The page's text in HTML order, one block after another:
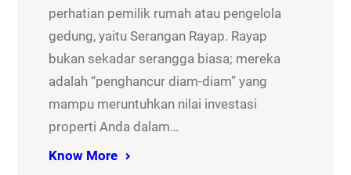
perhatian pemilik rumah atau pengelola
gedung, yaitu Serangan Rayap. Rayap
bukan sekadar serangga biasa; mereka
adalah “penghancur diam-diam” yang
mampu meruntuhkan nilai investasi
properti Anda dalam…
Know More